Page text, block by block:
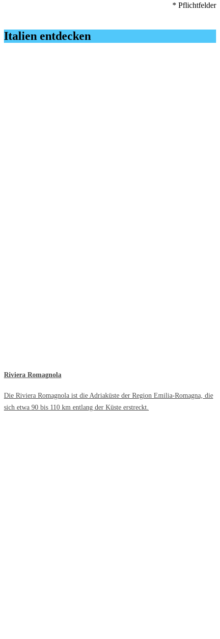
* Pflichtfelder
Italien entdecken
Riviera Romagnola
Die Riviera Romagnola ist die Adriaküste der Region Emilia-Romagna, die
sich etwa 90 bis 110 km entlang der Küste erstreckt.